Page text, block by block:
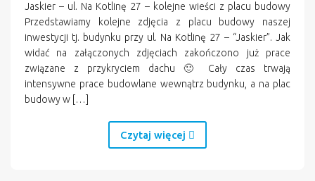
Jaskier – ul. Na Kotlinę 27 – kolejne wieści z placu budowy
Przedstawiamy kolejne zdjęcia z placu budowy naszej
inwestycji tj. budynku przy ul. Na Kotlinę 27 – “Jaskier”. Jak
widać na załączonych zdjęciach zakończono już prace
związane z przykryciem dachu 🙂 Cały czas trwają
intensywne prace budowlane wewnątrz budynku, a na plac
budowy w […]
Czytaj więcej